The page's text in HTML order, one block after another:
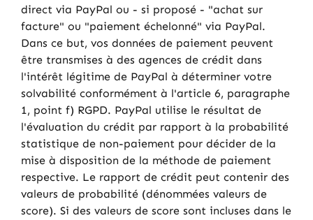
direct via PayPal ou - si proposé - "achat sur
facture" ou "paiement échelonné" via PayPal.
Dans ce but, vos données de paiement peuvent
être transmises à des agences de crédit dans
l'intérêt légitime de PayPal à déterminer votre
solvabilité conformément à l'article 6, paragraphe
1, point f) RGPD. PayPal utilise le résultat de
l'évaluation du crédit par rapport à la probabilité
statistique de non-paiement pour décider de la
mise à disposition de la méthode de paiement
respective. Le rapport de crédit peut contenir des
valeurs de probabilité (dénommées valeurs de
score). Si des valeurs de score sont incluses dans le